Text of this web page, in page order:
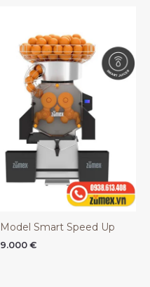
Model Smart Speed Up
9.000 €